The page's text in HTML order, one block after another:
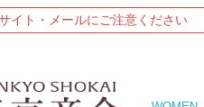
イト・メールにご注意ください